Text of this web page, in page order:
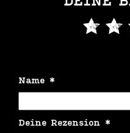
Deine Rezension *
Name *